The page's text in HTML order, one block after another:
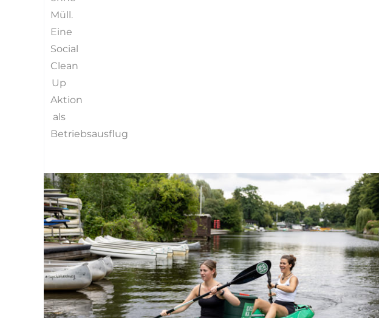
Müll.
Eine
Social
Clean
Up
Aktion
als
Betriebsausflug